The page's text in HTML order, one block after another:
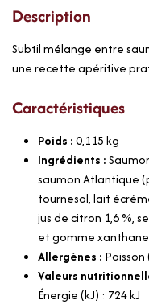
Description
Subtil mélange entre
une recette apéritive
Caractéristiques
Poids :0,115kg
Ingrédients :
saumon Atlantique
tournesol, lait
jus de citron 1,6 %,
et gomme
Allergènes :
Valeurs
Énergie (kJ) : 724 kJ